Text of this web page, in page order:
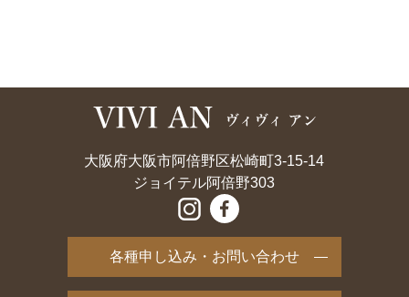
大阪府大阪市阿倍野区松崎町3-15-14
ジョイテル阿倍野303
各種申し込み・お問い合わせ